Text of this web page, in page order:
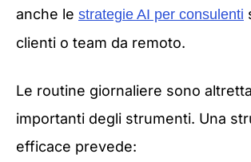
anche le strategie AI per consulenti
clienti o team da remoto.
Le routine giornaliere sono
importanti degli strumenti. Una
efficace prevede: